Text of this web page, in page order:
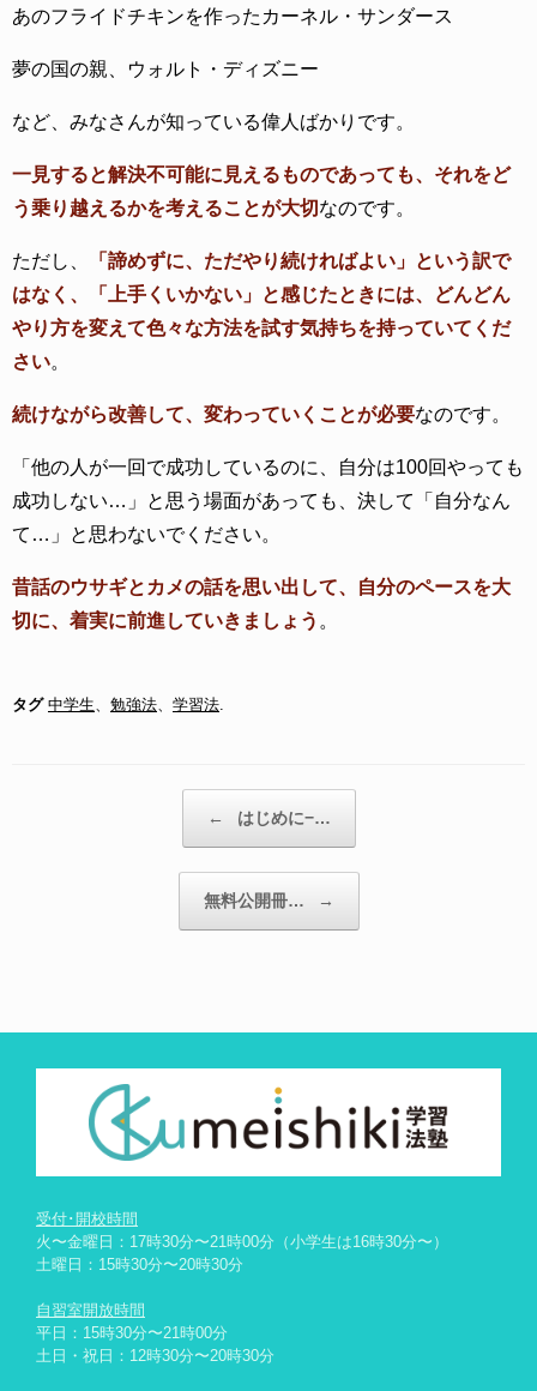
あのフライドチキンを作ったカーネル・サンダース
夢の国の親、ウォルト・ディズニー
など、みなさんが知っている偉人ばかりです。
一見すると解決不可能に見えるものであっても、それをど
う乗り越えるかを考えることが大切なのです。
ただし、
「諦めずに、ただやり続ければよい」という訳で
はなく、「上手くいかない」と感じたときには、どんどん
やり方を変えて色々な方法を試す気持ちを持っていてくだ
さい。
続けながら改善して、変わっていくことが必要なのです。
「他の人が一回で成功しているのに、自分は100回やっても
成功しない…」と思う場面があっても、決して「自分なん
て…」と思わないでください。
昔話のウサギとカメの話を思い出して、自分のペースを大
切に、着実に前進していきましょう 。
タグ 中学生 勉強法 学習法
← はじめに−…
無料公開冊… →
受付･開校時間
火〜金曜日：17時30分〜21時00分（小学生は16時30分〜）
土曜日：15時30分〜20時30分
自習室開放時間
平日：15時30分〜21時00分
土日・祝日：12時30分〜20時30分